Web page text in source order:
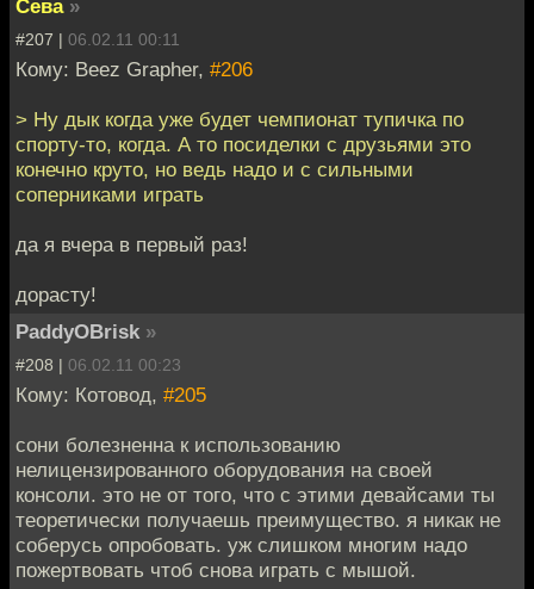
Сева »
#207 | 06.02.11 00:11
Кому: Beez Grapher, #206
> Ну дык когда уже будет чемпионат тупичка по
спорту-то, когда. А то посиделки с друзьями это
конечно круто, но ведь надо и с сильными
соперниками играть
да я вчера в первый раз!
дорасту!
PaddyOBrisk »
#208 | 06.02.11 00:23
Кому: Котовод, #205
сони болезненна к использованию
нелицензированного оборудования на своей
консоли. это не от того, что с этими девайсами ты
теоретически получаешь преимущество. я никак не
соберусь опробовать. уж слишком многим надо
пожертвовать чтоб снова играть с мышой.